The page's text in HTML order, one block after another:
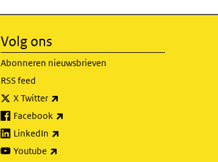
Volg ons
Abonneren nieuwsbrieven
RSS feed
X Twitter
Facebook
LinkedIn
Youtube